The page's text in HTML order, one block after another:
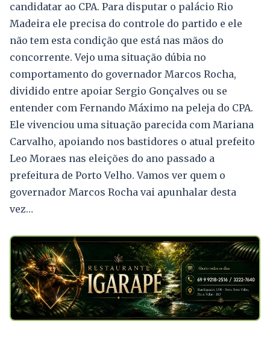
candidatar ao CPA. Para disputar o palácio Rio
Madeira ele precisa do controle do partido e ele
não tem esta condição que está nas mãos do
concorrente. Vejo uma situação dúbia no
comportamento do governador Marcos Rocha,
dividido entre apoiar Sergio Gonçalves ou se
entender com Fernando Máximo na peleja do CPA.
Ele vivenciou uma situação parecida com Mariana
Carvalho, apoiando nos bastidores o atual prefeito
Leo Moraes nas eleições do ano passado a
prefeitura de Porto Velho. Vamos ver quem o
governador Marcos Rocha vai apunhalar desta
vez…